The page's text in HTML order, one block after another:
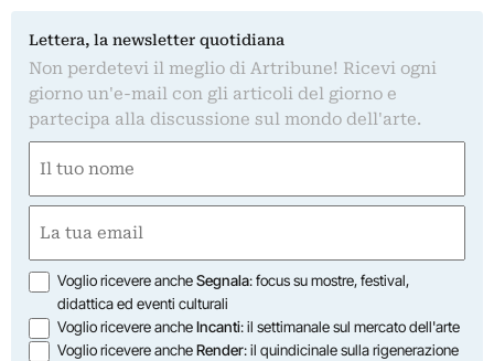
Lettera, la newsletter quotidiana
Non perdetevi il meglio di Artribune! Ricevi ogni
giorno un'e-mail con gli articoli del giorno e
partecipa alla discussione sul mondo dell'arte.
(Required)
First
(Required)
Opzioni
Voglio ricevere ancheSegnala: focus su mostre, festival,
didattica ed eventi culturali
Voglio ricevere ancheIncanti: il settimanale sul mercato dell'arte
Voglio ricevere ancheRender: il quindicinale sulla rigenerazione